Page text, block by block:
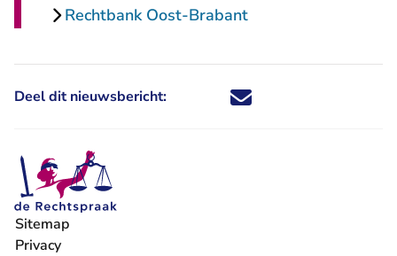
Rechtbank Oost-Brabant
Deel dit nieuwsbericht: Deel dit nieuwsbericht via X -
Deel dit nieuwsbericht via
Deel dit nieuwsbericht
Deel dit
Sitemap
Privacy